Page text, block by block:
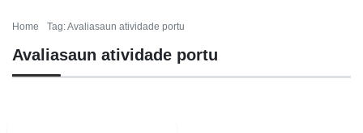
Home Tag: Avaliasaun atividade portu
Avaliasaun atividade portu